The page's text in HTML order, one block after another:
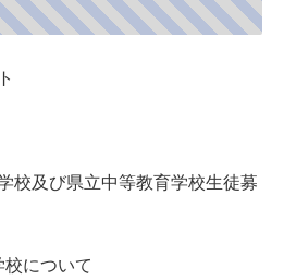
校及び県立中等教育学校生徒募
について